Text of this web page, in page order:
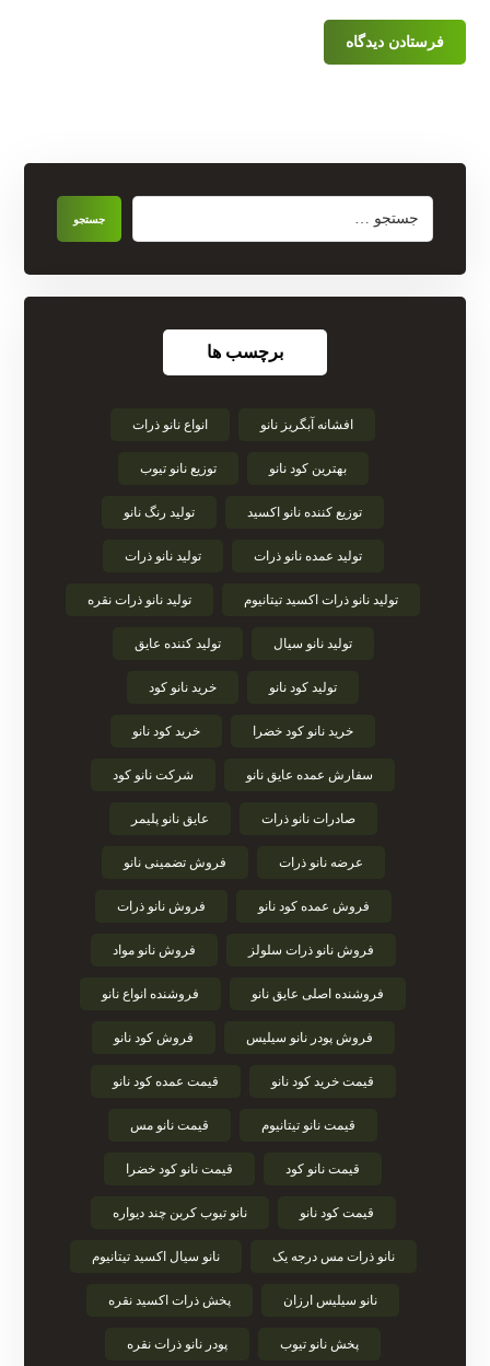
برچسب ها
افشانه آبگریز نانو انواع نانو ذرات
بهترین کود نانو توزیع نانو تیوب
توزیع کننده نانو اکسید تولید رنگ نانو
تولید عمده نانو ذرات تولید نانو ذرات
تولید نانو ذرات اکسید تیتانیوم تولید نانو ذرات نقره
تولید نانو سیال تولید کننده عایق
تولید کود نانو خرید نانو کود
خرید نانو کود خضرا خرید کود نانو
سفارش عمده عایق نانو شرکت نانو کود
صادرات نانو ذرات عایق نانو پلیمر
عرضه نانو ذرات فروش تضمینی نانو
فروش عمده کود نانو فروش نانو ذرات
فروش نانو ذرات سلولز فروش نانو مواد
فروشنده اصلی عایق نانو فروشنده انواع نانو
فروش پودر نانو سیلیس فروش کود نانو
قیمت خرید کود نانو قیمت عمده کود نانو
قیمت نانو تیتانیوم قیمت نانو مس
قیمت نانو کود قیمت نانو کود خضرا
قیمت کود نانو نانو تیوب کربن چند دیواره
نانو ذرات مس درجه یک نانو سیال اکسید تیتانیوم
نانو سیلیس ارزان پخش ذرات اکسید نقره
پخش نانو تیوب پودر نانو ذرات نقره